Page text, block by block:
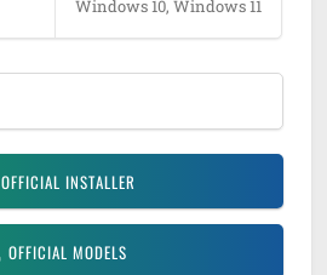
Windows 10, Windows 11
OFFICIAL INSTALLER
OFFICIAL MODELS